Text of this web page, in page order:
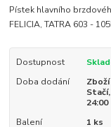
Pístek hlavního
FELICIA, TATRA 603 -
Dostupnost
Doba dodání
24:00
Balení
1 ks